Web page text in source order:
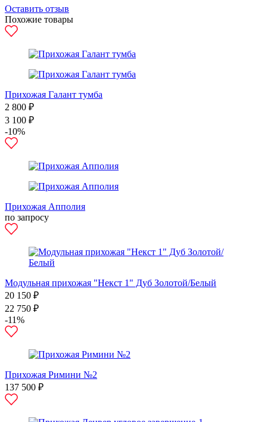
Оставить отзыв
Похожие товары
Прихожая Галант тумба
2 800 ₽
3 100 ₽
-10%
Прихожая Апполия
по запросу
Модульная прихожая "Некст 1" Дуб Золотой/Белый
20 150 ₽
22 750 ₽
-11%
Прихожая Римини №2
137 500 ₽